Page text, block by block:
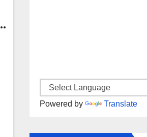
Powered by Translate